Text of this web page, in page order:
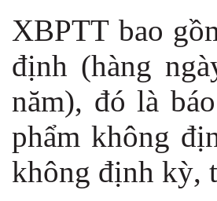
XBPTT bao
định (hàng
năm), đó là
phẩm không
không định kỳ,